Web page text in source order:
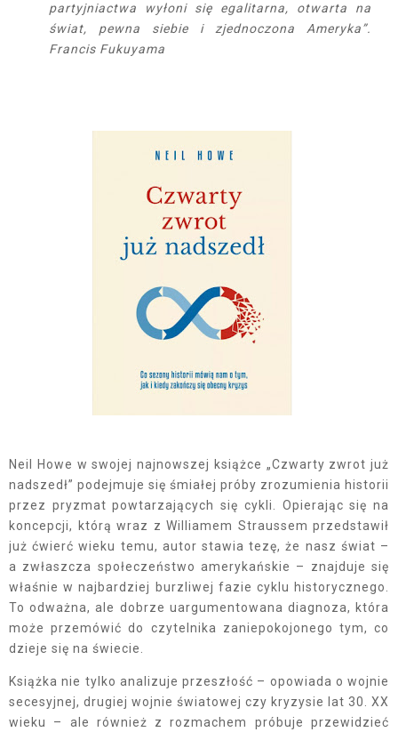
partyjniactwa wyłoni się egalitarna, otwarta na
świat, pewna siebie i zjednoczona Ameryka”.
Francis Fukuyama
Neil Howe w swojej najnowszej książce „Czwarty zwrot już
nadszedł” podejmuje się śmiałej próby zrozumienia historii
przez pryzmat powtarzających się cykli. Opierając się na
koncepcji, którą wraz z Williamem Straussem przedstawił
już ćwierć wieku temu, autor stawia tezę, że nasz świat –
a zwłaszcza społeczeństwo amerykańskie – znajduje się
właśnie w najbardziej burzliwej fazie cyklu historycznego.
To odważna, ale dobrze uargumentowana diagnoza, która
może przemówić do czytelnika zaniepokojonego tym, co
dzieje się na świecie.
Książka nie tylko analizuje przeszłość – opowiada o wojnie
secesyjnej, drugiej wojnie światowej czy kryzysie lat 30. XX
wieku – ale również z rozmachem próbuje przewidzieć